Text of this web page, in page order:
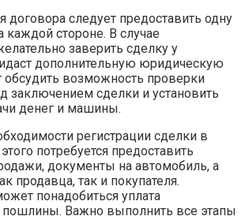
договора следует предоставить одну
стороне. В случае
заверить сделку у
дополнительную юридическую
обсудить возможность проверки
заключением сделки и установить
денег и машины.
регистрации сделки в
потребуется предоставить
документы на автомобиль, а
продавца, так и покупателя.
понадобиться уплата
пошлины. Важно выполнить все этапы